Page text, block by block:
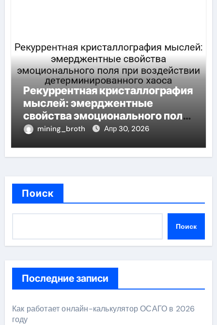
Рекуррентная кристаллография
мыслей: эмерджентные
свойства эмоционального поля
при воздействии
mining_broth Апр 30, 2026
Поиск
Поиск
Последние записи
Как работает онлайн-калькулятор ОСАГО в 2026
году